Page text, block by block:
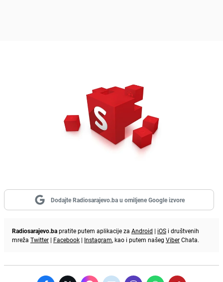
Dodajte Radiosarajevo.ba u omiljene Google izvore
Radiosarajevo.bapratite putem aplikacije za Android | iOS i društvenih
mreža Twitter | Facebook | Instagram, kao i putem našeg ViberChata.